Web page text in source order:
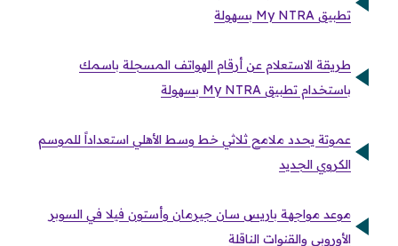
تطبيق My NTRA بسهولة
طريقة الاستعلام عن أرقام الهواتف المسجلة باسمك
باستخدام تطبيق My NTRA بسهولة
عموتة يحدد ملامح ثلاثي خط وسط الأهلي استعداداً للموسم
الكروي الجديد
موعد مواجهة باريس سان جيرمان وأستون فيلا في السوبر
الأوروبي والقنوات الناقلة